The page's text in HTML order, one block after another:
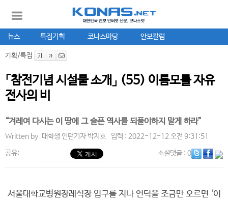
뉴스 특집기획 코나스마당 안보칼럼
기획/특집
「참전기념 시설물 소개」 (55) 이름모를 자유
전사의 비
“겨레여 다시는 이 땅에 그 슬픈 역사를 되풀이하지 말게 하라”
Written by. 대학생 인턴기자 박지호 입력 : 2022-12-12 오전 9:31:51
공유: 소셜댓글: 0
서울대학교병원장례식장 입구를 지나 언덕을 조금만 오르면 ‘이